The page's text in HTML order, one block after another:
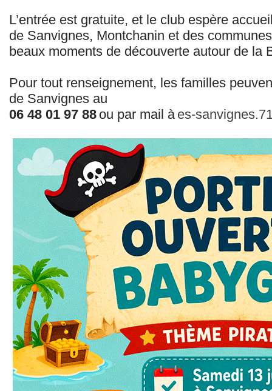
L’entrée est gratuite, et le club espère
de Sanvignes, Montchanin et des
beaux moments de découverte autour de la
Pour tout renseignement, les familles
de Sanvignes au
06 48 01 97 88 ou par mail àes-